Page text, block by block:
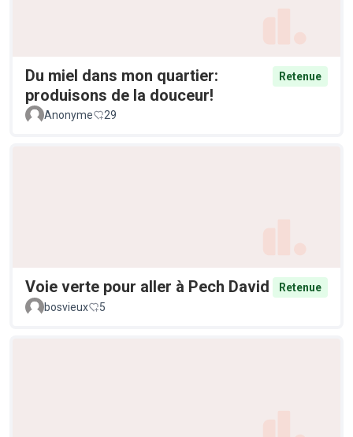
Du miel dans mon quartier:
produisons de la douceur!
Retenue
Anonyme 29
Voie verte pour aller à Pech David
Retenue
bosvieux
5